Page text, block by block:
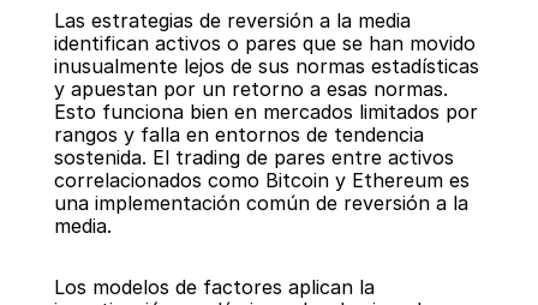
Las estrategias de reversión a la media
identifican activos o pares que se han movido
inusualmente lejos de sus normas estadísticas
y apuestan por un retorno a esas normas.
Esto funciona bien en mercados limitados por
rangos y falla en entornos de tendencia
sostenida. El trading de pares entre activos
correlacionados como Bitcoin y Ethereum es
una implementación común de reversión a la
media.
Los modelos de factores aplican la